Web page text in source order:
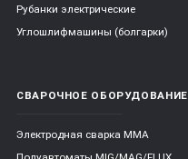
Рубанки электрические
Углошлифмашины (болгарки)
СВАРОЧНОЕ ОБОРУДОВАНИЕ
Электродная сварка ММА